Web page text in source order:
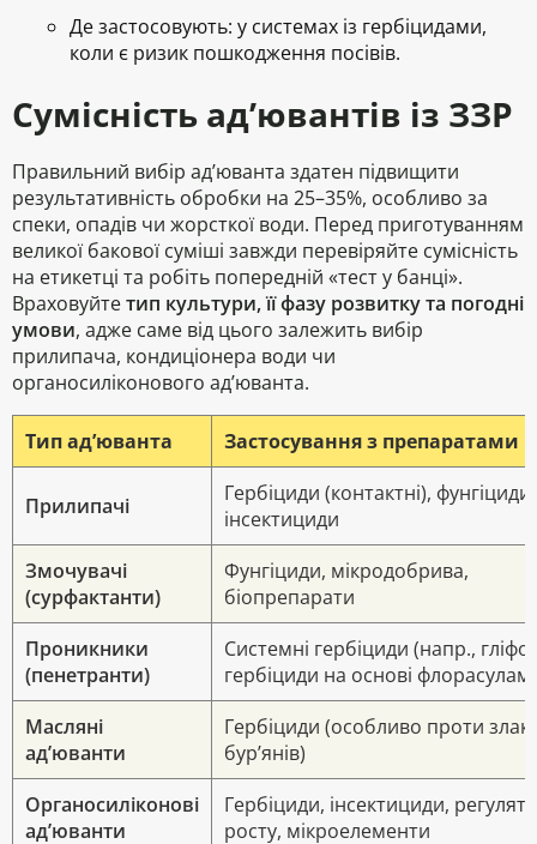
Де застосовують: у системах із гербіцидами,
коли є ризик пошкодження посівів.
Сумісність ад’ювантів із ЗЗР
Правильний вибір ад’юванта здатен підвищити
результативність обробки на 25–35%, особливо за
спеки, опадів чи жорсткої води. Перед приготуванням
великої бакової суміші завжди перевіряйте сумісність
на етикетці та робіть попередній «тест у банці».
Враховуйтетип культури, її фазу розвитку та погодні
умови, адже саме від цього залежить вибір
прилипача, кондиціонера води чи
органосиліконового ад’юванта.
Тип ад’юванта Застосування з препаратами
Прилипачі
Гербіциди (контактні), фунгіциди,
інсектициди
Змочувачі
(сурфактанти)
Фунгіциди, мікродобрива,
біопрепарати
Проникники
(пенетранти)
Системні гербіциди (напр.,
гербіциди на основі
Масляні
ад’юванти
Гербіциди (особливо проти
бур’янів)
Органосиліконові
ад’юванти
Гербіциди, інсектициди,
росту, мікроелементи